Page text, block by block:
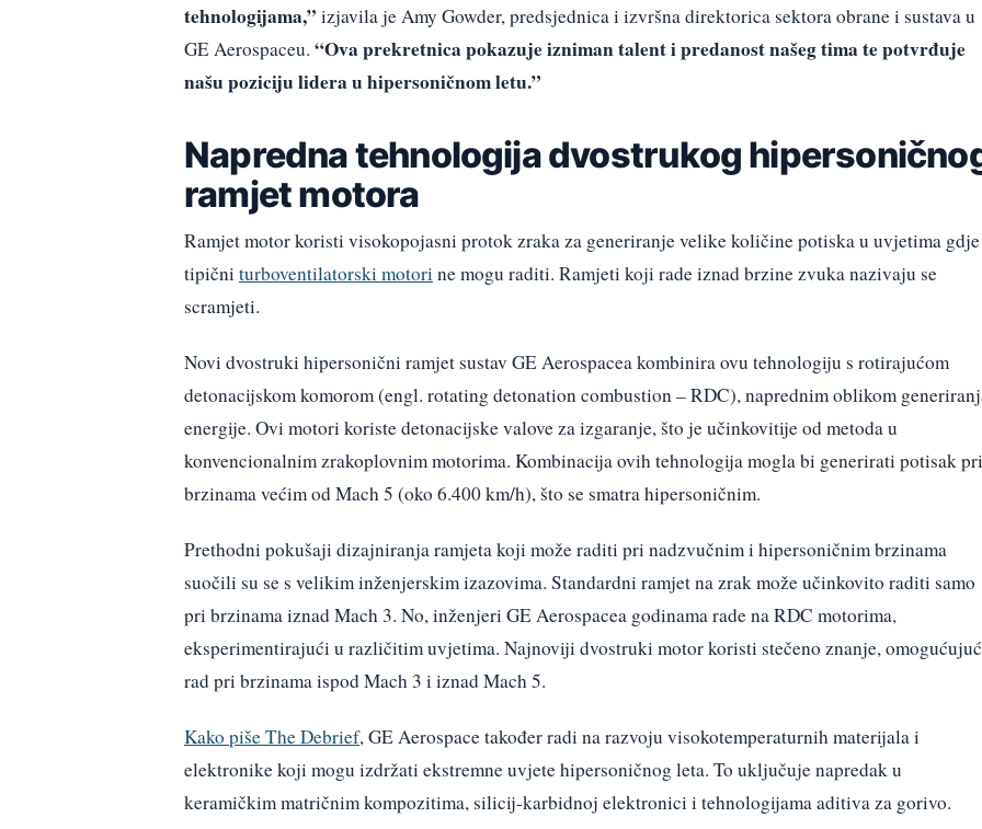
tehnologijama,” izjavila je Amy Gowder, predsjednica i izvršna direktorica sektora obrane i sustava u
GE Aerospaceu. “Ova prekretnica pokazuje izniman talent i predanost našeg tima te potvrđuje
našu poziciju lidera u hipersoničnom letu.”
Napredna tehnologija dvostrukog
ramjet motora
Ramjet motor koristi visokopojasni protok zraka za generiranje velike količine potiska u uvjetima gdje
tipični turboventilatorski motori ne mogu raditi. Ramjeti koji rade iznad brzine zvuka nazivaju se
scramjeti.
Novi dvostruki hipersonični ramjet sustav GE Aerospacea kombinira ovu tehnologiju s rotirajućom
detonacijskom komorom (engl. rotating detonation combustion – RDC), naprednim oblikom
energije. Ovi motori koriste detonacijske valove za izgaranje, što je učinkovitije od metoda u
konvencionalnim zrakoplovnim motorima. Kombinacija ovih tehnologija mogla bi generirati potisak pri
brzinama većim od Mach 5 (oko 6.400 km/h), što se smatra hipersoničnim.
Prethodni pokušaji dizajniranja ramjeta koji može raditi pri nadzvučnim i hipersoničnim brzinama
suočili su se s velikim inženjerskim izazovima. Standardni ramjet na zrak može učinkovito raditi samo
pri brzinama iznad Mach 3. No, inženjeri GE Aerospacea godinama rade na RDC motorima,
eksperimentirajući u različitim uvjetima. Najnoviji dvostruki motor koristi stečeno znanje,
rad pri brzinama ispod Mach 3 i iznad Mach 5.
Kako piše The Debrief, GE Aerospace također radi na razvoju visokotemperaturnih materijala i
elektronike koji mogu izdržati ekstremne uvjete hipersoničnog leta. To uključuje napredak u
keramičkim matričnim kompozitima, silicij-karbidnoj elektronici i tehnologijama aditiva za gorivo.